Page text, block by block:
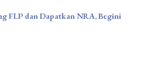
FLP dan Dapatkan NRA, Begini